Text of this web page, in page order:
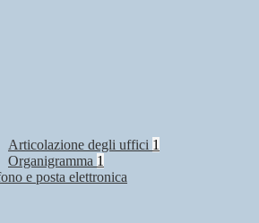
Articolazione degli uffici 1
Organigramma 1
e posta elettronica